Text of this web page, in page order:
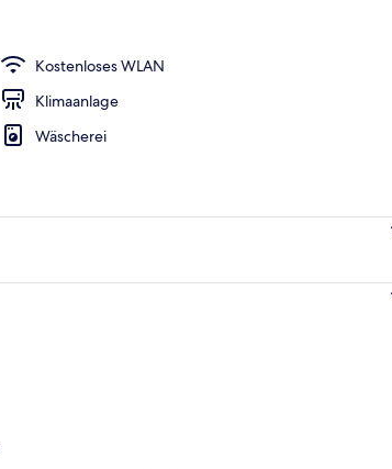
Kostenloses WLAN
Klimaanlage
Wäscherei